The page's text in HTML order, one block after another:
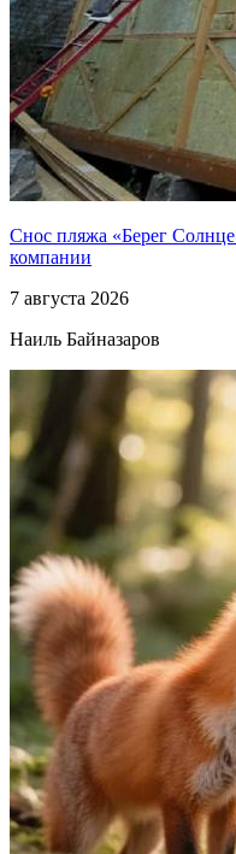
Снос пляжа «Берег
компании
7 августа 2026
Наиль Байназаров